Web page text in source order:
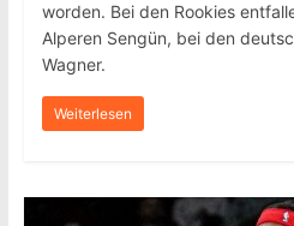
worden. Bei den Rookies
Alperen Sengün, bei den
Wagner.
Weiterlesen